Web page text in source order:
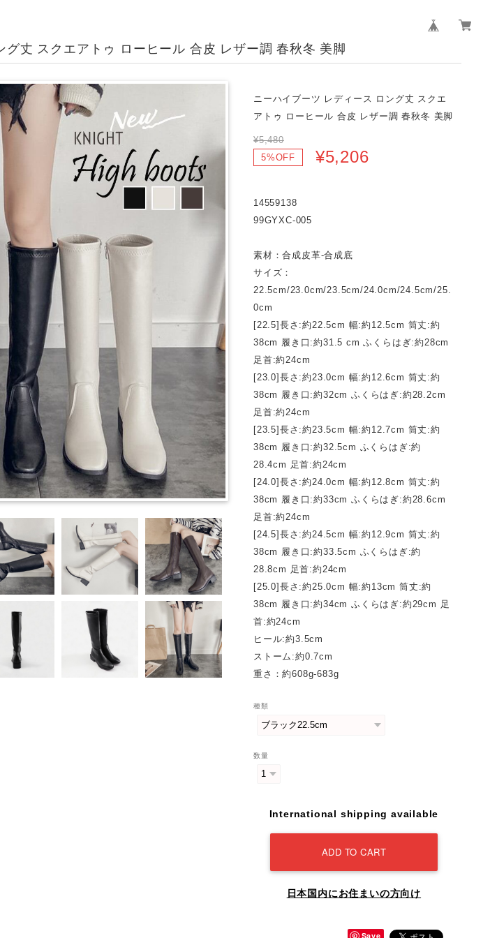
丈 スクエアトゥ ローヒール 合皮 レザー調 春秋冬 美脚
ニーハイブーツ レディース ロング丈 スクエ
アトゥ ローヒール 合皮 レザー調 春秋冬 美脚
¥5,480
5%OFF
¥5,206
14559138
99GYXC-005
素材：合成皮革-合成底
サイズ：
22.5cm/23.0cm/23.5cm/24.0cm/24.5cm/25.
0cm
[22.5]長さ:約22.5cm 幅:約12.5cm 筒丈:約
38cm 履き口:約31.5 cm ふくらはぎ:約28cm
足首:約24cm
[23.0]長さ:約23.0cm 幅:約12.6cm 筒丈:約
38cm 履き口:約32cm ふくらはぎ:約28.2cm
足首:約24cm
[23.5]長さ:約23.5cm 幅:約12.7cm 筒丈:約
38cm 履き口:約32.5cm ふくらはぎ:約
28.4cm 足首:約24cm
[24.0]長さ:約24.0cm 幅:約12.8cm 筒丈:約
38cm 履き口:約33cm ふくらはぎ:約28.6cm
足首:約24cm
[24.5]長さ:約24.5cm 幅:約12.9cm 筒丈:約
38cm 履き口:約33.5cm ふくらはぎ:約
28.8cm 足首:約24cm
[25.0]長さ:約25.0cm 幅:約13cm 筒丈:約
38cm 履き口:約34cm ふくらはぎ:約29cm 足
首:約24cm
ヒール:約3.5cm
ストーム:約0.7cm
重さ：約608g-683g
種類
数量
International shipping available
ADD TO CART
日本国内にお住まいの方向け
Save